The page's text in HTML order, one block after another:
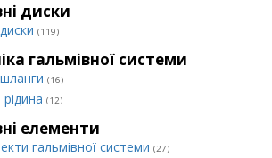
диски
(119)
гальмівної системи
(16)
(12)
елементи
гальмівної системи (27)